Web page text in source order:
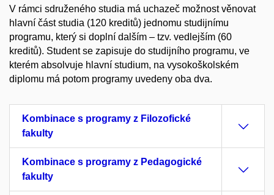
V rámci sdruženého studia má uchazeč možnost věnovat
hlavní část studia (120 kreditů) jednomu studijnímu
programu, který si doplní dalším – tzv. vedlejším (60
kreditů). Student se zapisuje do studijního programu, ve
kterém absolvuje hlavní studium, na vysokoškolském
diplomu má potom programy uvedeny oba dva.
Kombinace s programy z Filozofické
fakulty
Kombinace s programy z Pedagogické
fakulty